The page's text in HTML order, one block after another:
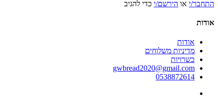
התחבר/י או הירשם/י כדי להגיב
אודות
אודות
מדיניות משלוחים
כשרויות
gwbread2020@gmail.com
0538872614